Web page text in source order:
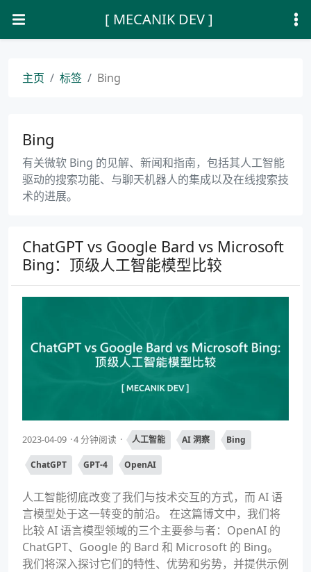
[ MECANIK DEV ]
主页 标签 Bing
Bing
有关微软 Bing 的见解、新闻和指南，包括其人工智能
驱动的搜索功能、与聊天机器人的集成以及在线搜索技
术的进展。
ChatGPT vs Google Bard vs Microsoft
Bing：顶级人工智能模型比较
2023-04-09 4 分钟阅读 人工智能 AI 洞察 Bing
ChatGPT GPT-4 OpenAI
人工智能彻底改变了我们与技术交互的方式，而 AI 语
言模型处于这一转变的前沿。 在这篇博文中，我们将
比较 AI 语言模型领域的三个主要参与者：OpenAI 的
ChatGPT、Google 的 Bard 和 Microsoft 的 Bing。
我们将深入探讨它们的特性、优势和劣势，并提供示例